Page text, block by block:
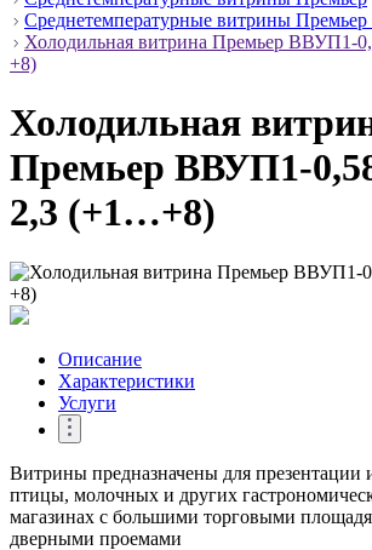
Среднетемпературные витрины
Холодильная витрина Премьер ВВУП1-
+8)
Холодильная
Премьер ВВУП1-
2,3 (+1…+8)
Описание
Характеристики
Услуги
Витрины предназначены для презентации
птицы, молочных и других
магазинах с большими торговыми
дверными проемами